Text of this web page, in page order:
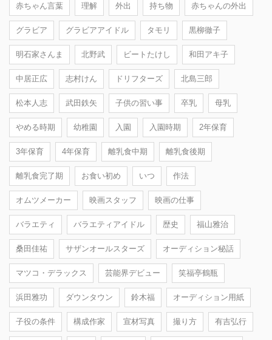
赤ちゃん言葉 理解 外出 持ち物 赤ちゃんの外出
グラビア グラビアアイドル タモリ 黒柳徹子
明石家さんま 北野武 ビートたけし 和田アキ子
中居正広 志村けん ドリフターズ 北島三郎
松本人志 武田鉄矢 子供の習い事 卒乳 母乳
やめる時期 幼稚園 入園 入園時期 2年保育
3年保育 4年保育 離乳食中期 離乳食後期
離乳食完了期 お食い初め いつ 作法
オムツメーカー 映画スタッフ 映画の仕事
バラエティ バラエティアイドル 歴史 福山雅治
桑田佳祐 サザンオールスターズ オーディション秘話
マツコ・デラックス 芸能界デビュー 笑福亭鶴瓶
浜田雅功 ダウンタウン 鈴木福 オーディション用紙
子役の条件 構成作家 宣材写真 撮り方 有吉弘行